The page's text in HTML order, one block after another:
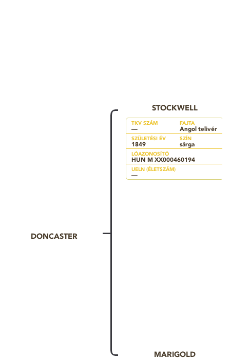
DONCASTER
STOCKWELL
TKV SZÁM
—
FAJTA
Angol telivér
SZÜLETÉSI ÉV
1849
SZÍN
sárga
LÓAZONOSÍTÓ
HUN M XX000460194
UELN (ÉLETSZÁM)
—
MARIGOLD